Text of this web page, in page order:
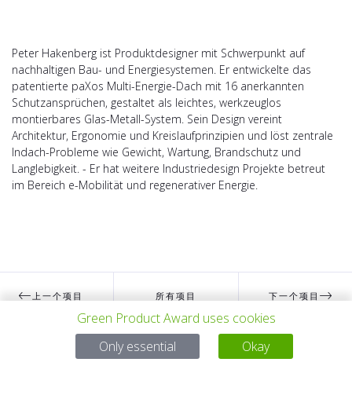
Peter Hakenberg ist Produktdesigner mit Schwerpunkt auf
nachhaltigen Bau- und Energiesystemen. Er entwickelte das
patentierte paXos Multi-Energie-Dach mit 16 anerkannten
Schutzansprüchen, gestaltet als leichtes, werkzeuglos
montierbares Glas-Metall-System. Sein Design vereint
Architektur, Ergonomie und Kreislaufprinzipien und löst zentrale
Indach-Probleme wie Gewicht, Wartung, Brandschutz und
Langlebigkeit. - Er hat weitere Industriedesign Projekte betreut
im Bereich e-Mobilität und regenerativer Energie.
上一个项目 所有项目 下一个项目
有问题吗？
Green Product Award uses cookies
Only essential
Okay